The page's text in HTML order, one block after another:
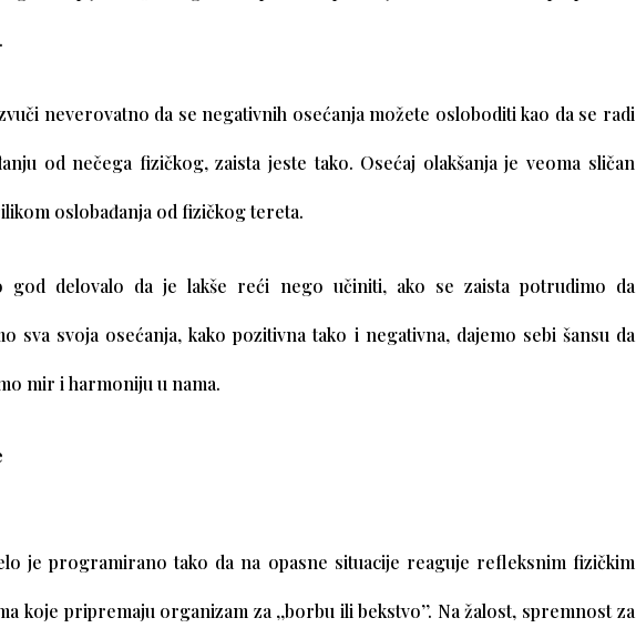
neverovatno da se negativnih osećanja možete osloboditi kao da se radi
od nečega fizičkog, zaista jeste tako. Osećaj olakšanja je veoma sličan
oslobađanja od fizičkog tereta.
god delovalo da je lakše reći nego učiniti, ako se zaista potrudimo da
sva svoja osećanja, kako pozitivna tako i negativna, dajemo sebi šansu da
mir i harmoniju u nama.
je programirano tako da na opasne situacije reaguje refleksnim fizičkim
koje pripremaju organizam za ,,borbu ili bekstvo’’. Na žalost, spremnost za